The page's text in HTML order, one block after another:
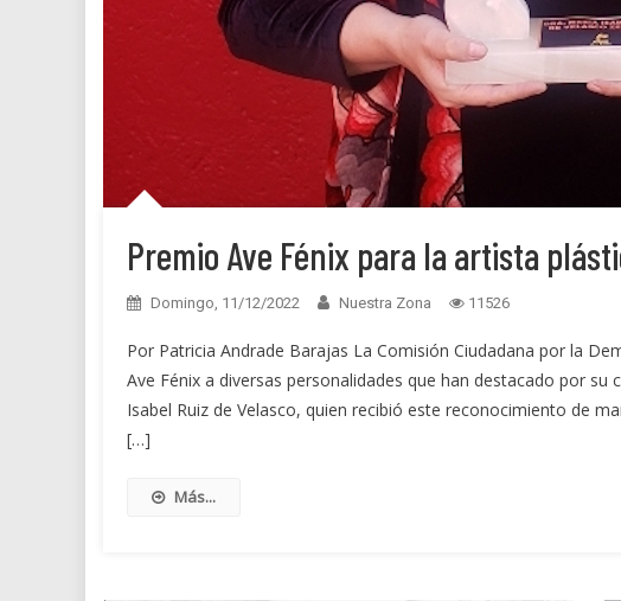
Premio Ave Fénix para la artista
Domingo, 11/12/2022 Nuestra Zona 11526
Por Patricia Andrade Barajas La Comisión Ciudadana por la
Ave Fénix a diversas personalidades que han destacado por
Isabel Ruiz de Velasco, quien recibió este reconocimiento de
[…]
Más...